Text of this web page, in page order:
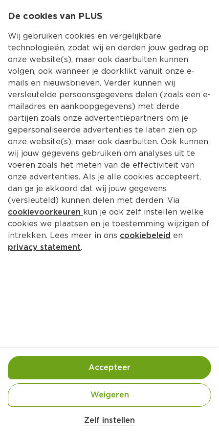
Kies jouw
Terug Producten
Grand'Italia Pastasaus Sugocasa
Piccante
Handige informatie over dit product
Vegan
De cookies van PLUS
Wij gebruiken cookies en vergelijkbare
technologieën, zodat wij en derden jouw gedrag op
onze website(s), maar ook daarbuiten kunnen
volgen, ook wanneer je doorklikt vanuit onze e-
mails en nieuwsbrieven. Verder kunnen wij
versleutelde persoonsgegevens delen (zoals een e-
mailadres en aankoopgegevens) met derde
partijen zoals onze advertentiepartners om je
gepersonaliseerde advertenties te laten zien op
onze website(s), maar ook daarbuiten. Ook kunnen
wij jouw gegevens gebruiken om analyses uit te
voeren zoals het meten van de effectiviteit van
onze advertenties. Als je alle cookies accepteert,
dan ga je akkoord dat wij jouw gegevens
(versleuteld) kunnen delen met derden. Via
cookievoorkeuren kun je ook zelf instellen welke
cookies we plaatsen en je toestemming wijzigen of
intrekken. Lees meer in ons cookiebeleid en
privacy statement.
Zelf instellen
Weigeren
Accepteer